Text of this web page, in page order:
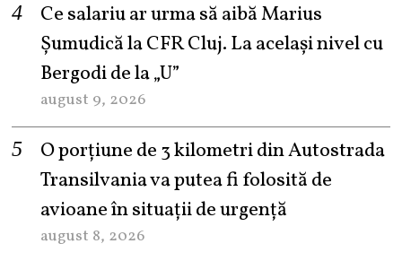
Ce salariu ar urma să aibă Marius
Șumudică la CFR Cluj. La același nivel cu
Bergodi de la „U”
august 9, 2026
O porțiune de 3 kilometri din Autostrada
Transilvania va putea fi folosită de
avioane în situații de urgență
august 8, 2026